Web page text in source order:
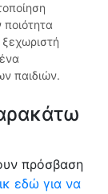
παιδιών.
πρόσβαση
εδώ για να